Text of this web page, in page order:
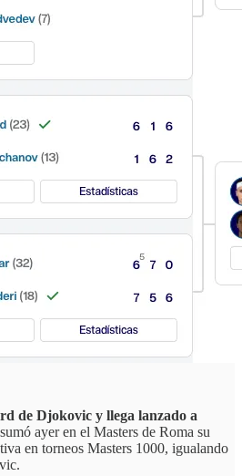
de Djokovic y llega lanzado a
ayer en el Masters de Roma su
en torneos Masters 1000, igualando